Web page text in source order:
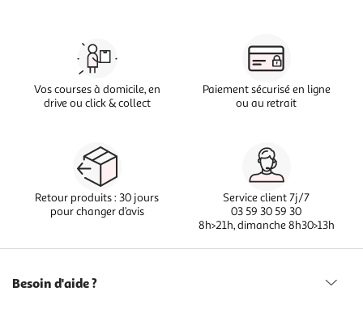
Vos courses à domicile, en
drive ou click & collect
Paiement sécurisé en ligne
ou au retrait
Retour produits : 30 jours
pour changer d’avis
Service client 7j/7
03 59 30 59 30
8h>21h, dimanche 8h30>13h
Besoin d'aide ?